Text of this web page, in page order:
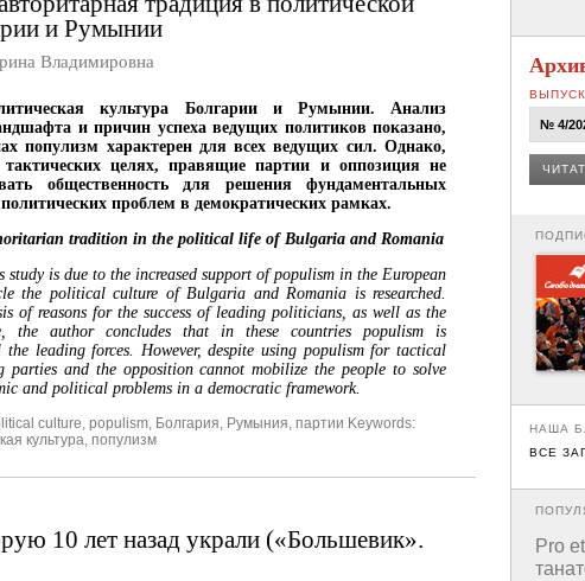
и Румынии
Владимировна
культура Болгарии и Румынии. Анализ
и причин успеха ведущих политиков показано,
популизм характерен для всех ведущих сил. Однако,
тактических целях, правящие партии и оппозиция не
общественность для решения фундаментальных
проблем в демократических рамках.
tradition in the political life of Bulgaria and Romania
study is due to the increased support of populism in the European
the political culture of Bulgaria and Romania is researched.
of reasons for the success of leading politicians, as well as the
the author concludes that in these countries populism is
leading forces. However, despite using populism for tactical
parties and the opposition cannot mobilize the people to solve
and political problems in a democratic framework.
culture, populism, Болгария, Румыния, партии Keywords:
культура, популизм
10 лет назад украли («Большевик».
НАША
ВСЕ
Pro